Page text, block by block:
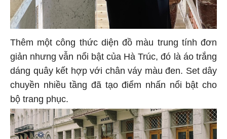
Thêm một công thức diện đồ màu trung tính đơn
giản nhưng vẫn nổi bật của Hà Trúc, đó là áo trắng
dáng quây kết hợp với chân váy màu đen. Set dây
chuyền nhiều tầng đã tạo điểm nhấn nổi bật cho
bộ trang phục.